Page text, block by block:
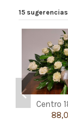
15
Centro